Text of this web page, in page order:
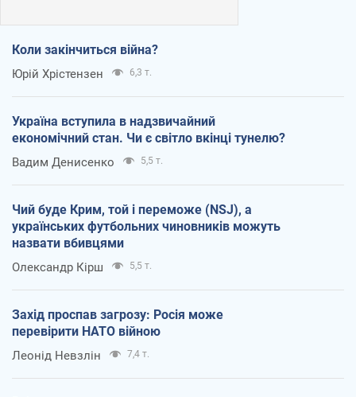
Коли закінчиться війна?
Юрій Хрістензен 6,3 т.
Україна вступила в надзвичайний
економічний стан. Чи є світло вкінці тунелю?
Вадим Денисенко 5,5 т.
Чий буде Крим, той і переможе (NSJ), а
українських футбольних чиновників можуть
назвати вбивцями
Олександр Кірш 5,5 т.
Захід проспав загрозу: Росія може
перевірити НАТО війною
Леонід Невзлін 7,4 т.